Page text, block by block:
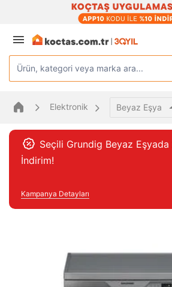
Ürün, kategori veya marka ara...
Elektronik Beyaz Eşya
Seçili Grundig Beyaz Eşyada
İndirim!
Kampanya Detayları